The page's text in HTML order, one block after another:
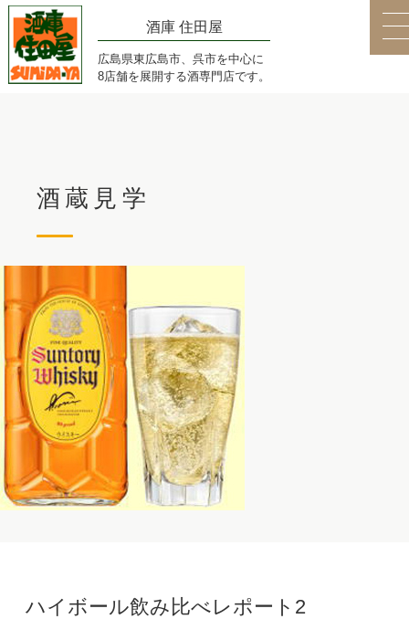
酒庫 住田屋
広島県東広島市、呉市を中心に
8店舗を展開する酒専門店です。
酒蔵見学
ハイボール飲み比べレポート2